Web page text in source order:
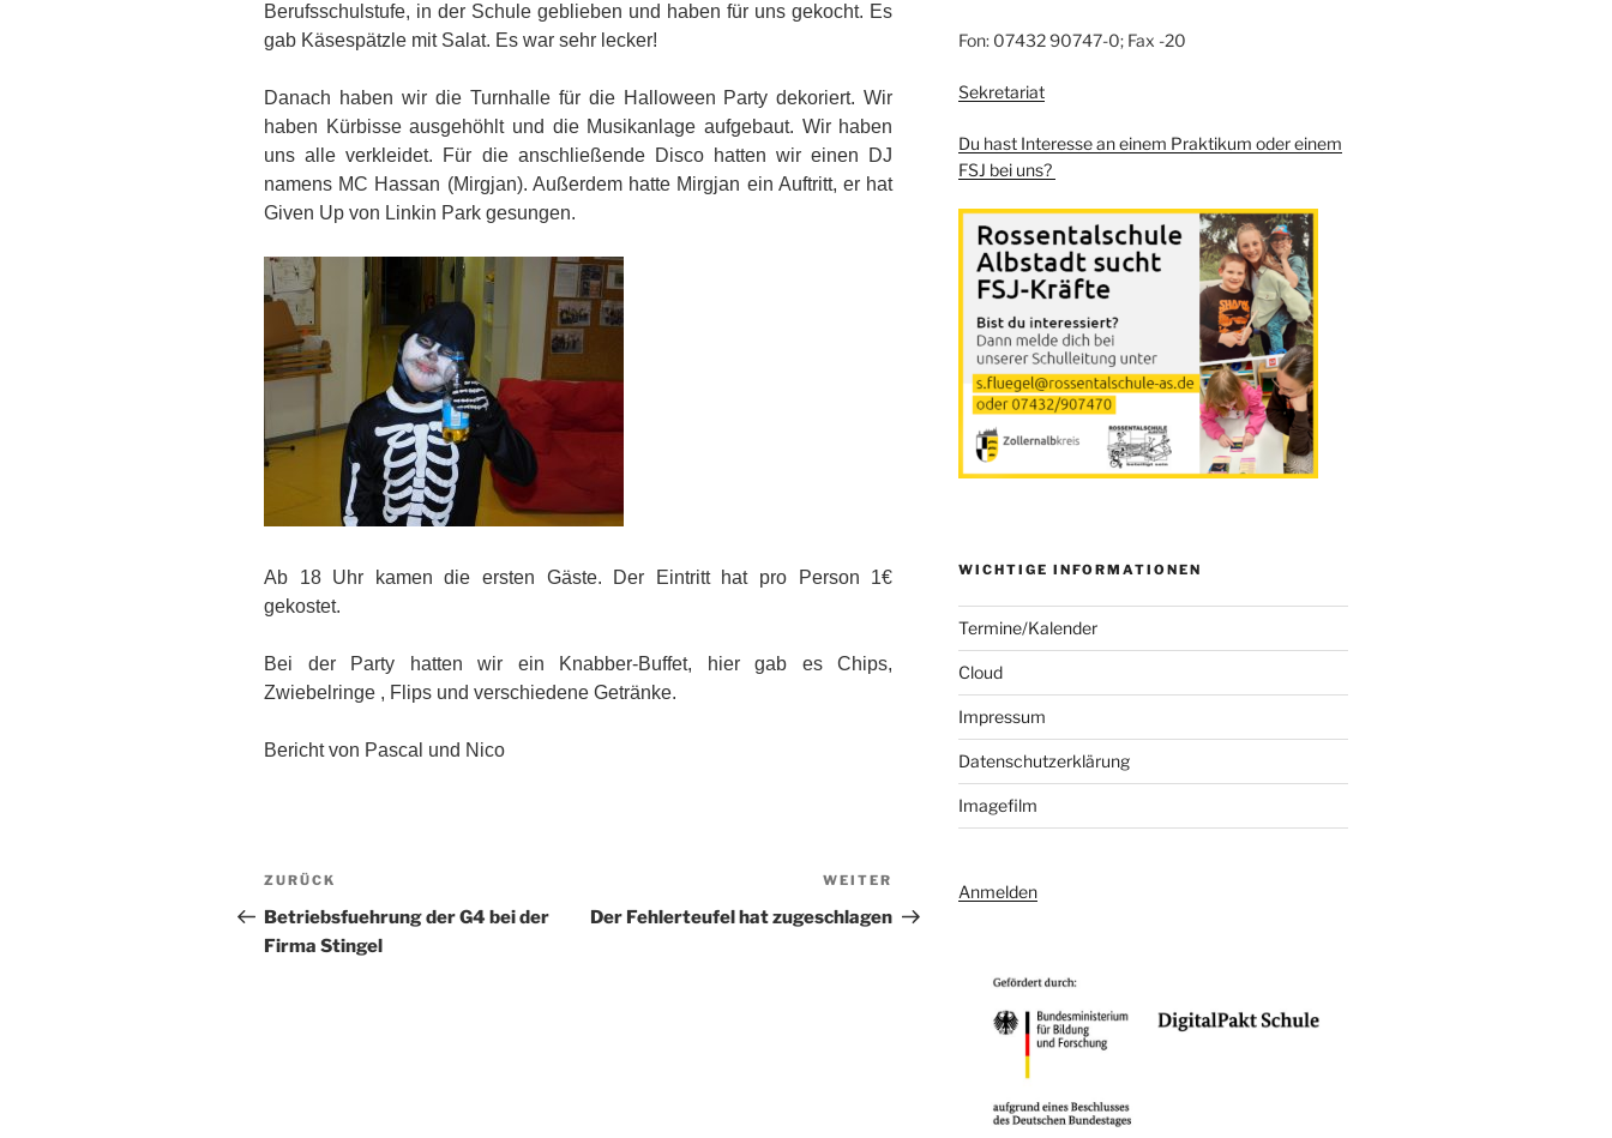
Berufsschulstufe, in der Schule geblieben und haben für uns gekocht. Es
gab Käsespätzle mit Salat. Es war sehr lecker!
Danach haben wir die Turnhalle für die Halloween Party dekoriert. Wir
haben Kürbisse ausgehöhlt und die Musikanlage aufgebaut. Wir haben
uns alle verkleidet. Für die anschließende Disco hatten wir einen DJ
namens MC Hassan (Mirgjan). Außerdem hatte Mirgjan ein Auftritt, er hat
Given Up von Linkin Park gesungen.
Ab 18 Uhr kamen die ersten Gäste. Der Eintritt hat pro Person 1€
gekostet.
Bei der Party hatten wir ein Knabber-Buffet, hier gab es Chips,
Zwiebelringe , Flips und verschiedene Getränke.
Bericht von Pascal und Nico
Beitragsnavigation
Vorheriger
Beitrag
ZURÜCK
Betriebsfuehrung der G4 bei der
Firma Stingel
Nächster
Beitrag
WEITER
Der Fehlerteufel hat zugeschlagen
Fon: 07432 90747-0; Fax -20
Sekretariat
Du hast Interesse an einem Praktikum oder einem
FSJ bei uns?
WICHTIGE INFORMATIONEN
Termine/Kalender
Cloud
Impressum
Datenschutzerklärung
Imagefilm
Anmelden